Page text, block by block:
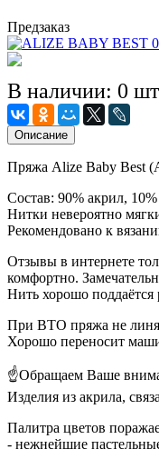
Предзаказ
В наличии: 0 шт
Описание
Пряжа Alize Baby Best
Состав: 90% акрил,
Нитки невероятно
Рекомендовано к
Отзывы в интернете
комфортно.
Нить хорошо
При ВТО пряжа не
Хорошо переносит
☝Обращаем Ваше
Изделия из акрила,
Палитра цветов
- нежнейшие